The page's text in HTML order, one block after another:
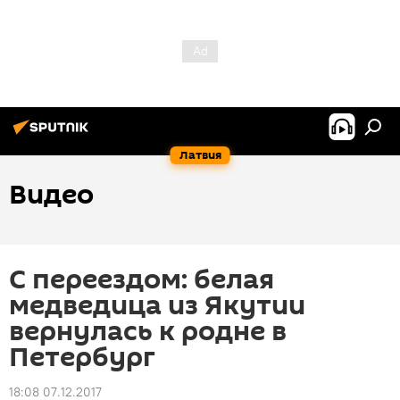
Латвия
Видео
С переездом: белая
медведица из Якутии
вернулась к родне в
Петербург
18:08 07.12.2017